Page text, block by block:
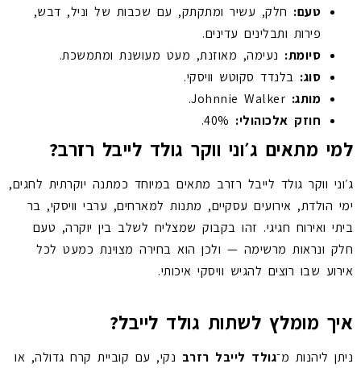
טעם: חלק, עשיר ומתקתק, עם שכבות של וניל, דבש,
פירות ותבלינים עדינים.
סיומת: נעימה, מאוזנת, מעט מעושנת ומתמשכת.
סוג: בלנדד סקוטש וויסקי.
מותג:
חוזק אלכוהולי:
למי מתאים ג׳וני ווקר גולד לייבל רזרב?
ג׳וני ווקר גולד לייבל רזרב מתאים במיוחד כמתנה יוקרתית לחגים,
ימי הולדת, אירועים עסקיים, מתנות למארחים, ערבי וויסקי, בר
ביתי ואירוח חגיגי. זהו בקבוק שמצליח לשלב בין יוקרה, טעם
חלק ונראות מרשימה — ולכן הוא בחירה מצוינת כמעט לכל
אירוע שבו רוצים להגיש וויסקי איכותי.
איך מומלץ לשתות גולד לייבל?
ניתן ליהנות מ־גולד לייבל רזרב נקי, עם קוביית קרח גדולה, או